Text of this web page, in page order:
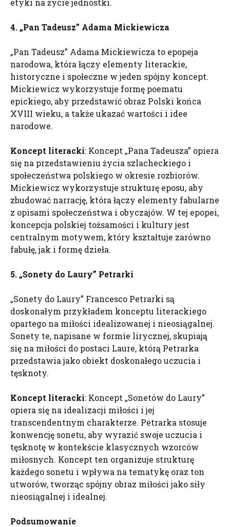
etyki na życie jednostki.
4. „Pan Tadeusz” Adama Mickiewicza
„Pan Tadeusz” Adama Mickiewicza to epopeja
narodowa, która łączy elementy literackie,
historyczne i społeczne w jeden spójny koncept.
Mickiewicz wykorzystuje formę poematu
epickiego, aby przedstawić obraz Polski końca
XVIII wieku, a także ukazać wartości i idee
narodowe.
Koncept literacki: Koncept „Pana Tadeusza” opiera
się na przedstawieniu życia szlacheckiego i
społeczeństwa polskiego w okresie rozbiorów.
Mickiewicz wykorzystuje strukturę eposu, aby
zbudować narrację, która łączy elementy fabularne
z opisami społeczeństwa i obyczajów. W tej epopei,
koncepcja polskiej tożsamości i kultury jest
centralnym motywem, który kształtuje zarówno
fabułę, jak i formę dzieła.
5. „Sonety do Laury” Petrarki
„Sonety do Laury” Francesco Petrarki są
doskonałym przykładem konceptu literackiego
opartego na miłości idealizowanej i nieosiągalnej.
Sonety te, napisane w formie lirycznej, skupiają
się na miłości do postaci Laure, którą Petrarka
przedstawia jako obiekt doskonałego uczucia i
tęsknoty.
Koncept literacki: Koncept „Sonetów do Laury”
opiera się na idealizacji miłości i jej
transcendentnym charakterze. Petrarka stosuje
konwencję sonetu, aby wyrazić swoje uczucia i
tęsknotę w kontekście klasycznych wzorców
miłosnych. Koncept ten organizuje strukturę
każdego sonetu i wpływa na tematykę oraz ton
utworów, tworząc spójny obraz miłości jako siły
nieosiągalnej i idealnej.
Podsumowanie